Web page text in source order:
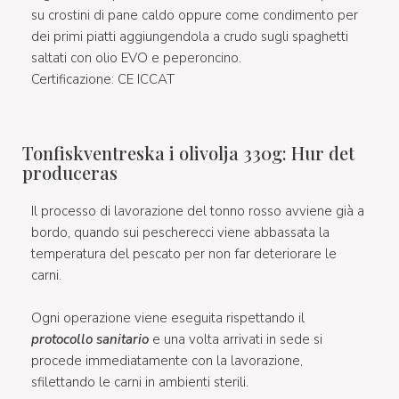
su crostini di pane caldo oppure come condimento per
dei primi piatti aggiungendola a crudo sugli spaghetti
saltati con olio EVO e peperoncino.
Certificazione: CE ICCAT
Tonfiskventreska i olivolja 330g: Hur det
produceras
Il processo di lavorazione del tonno rosso avviene già a
bordo, quando sui pescherecci viene abbassata la
temperatura del pescato per non far deteriorare le
carni.
Ogni operazione viene eseguita rispettando il
protocollo sanitario e una volta arrivati in sede si
procede immediatamente con la lavorazione,
sfilettando le carni in ambienti sterili.